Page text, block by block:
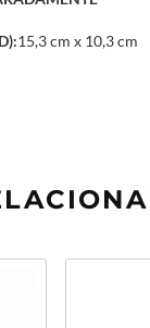
15,3 cm x 10,3 cm